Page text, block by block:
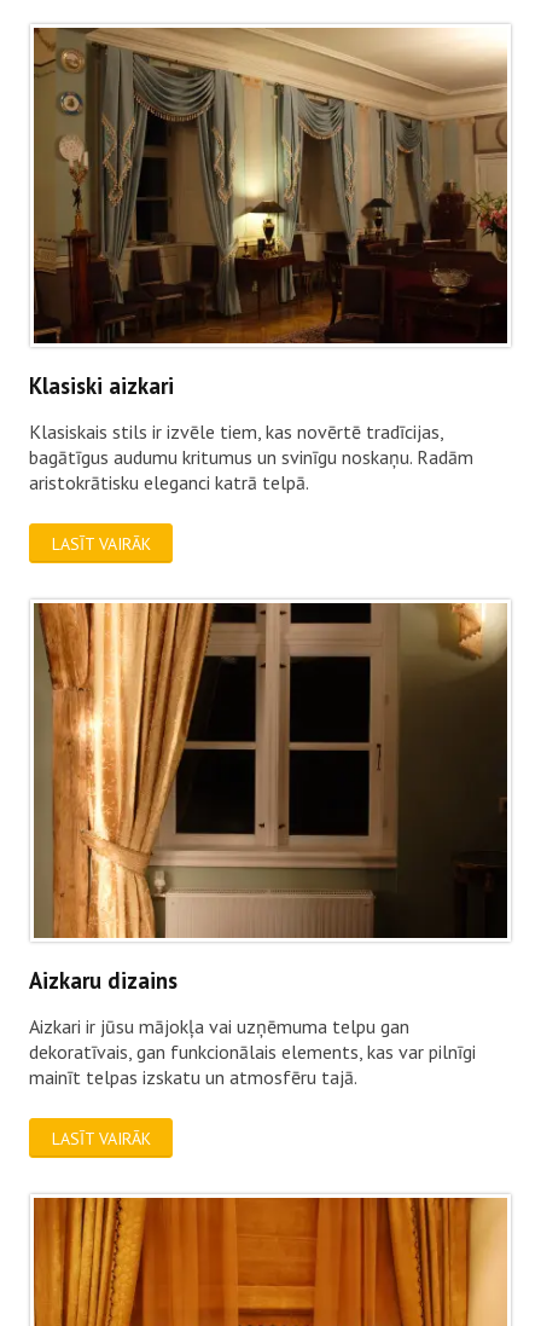
Klasiski aizkari
Klasiskais stils ir izvēle tiem, kas novērtē tradīcijas,
bagātīgus audumu kritumus un svinīgu noskaņu. Radām
aristokrātisku eleganci katrā telpā.
LASĪT VAIRĀK
Aizkaru dizains
Aizkari ir jūsu mājokļa vai uzņēmuma telpu gan
dekoratīvais, gan funkcionālais elements, kas var pilnīgi
mainīt telpas izskatu un atmosfēru tajā.
LASĪT VAIRĀK